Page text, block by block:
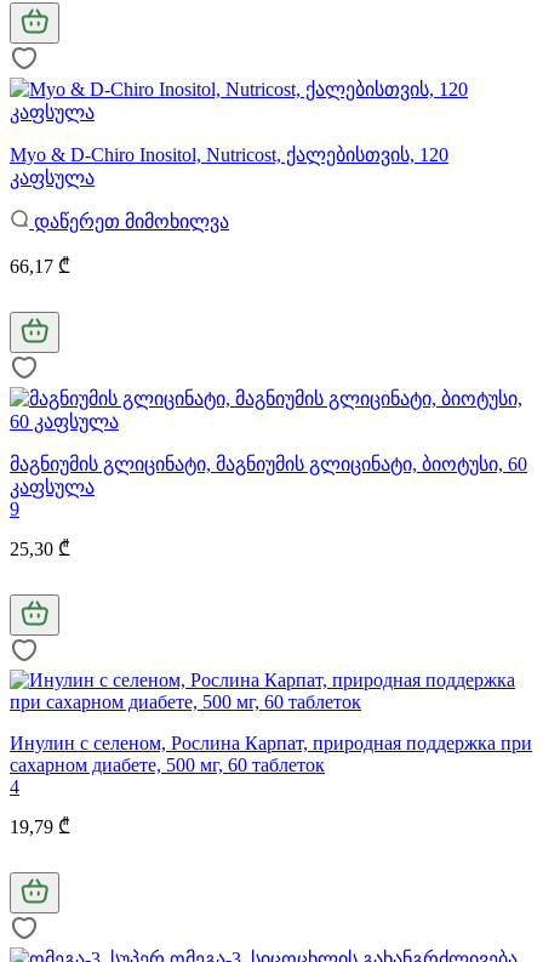
Myo & D-Chiro Inositol, Nutricost, ქალებისთვის, 120
კაფსულა
დაწერეთ მიმოხილვა
66,17 ₾
მაგნიუმის გლიცინატი, მაგნიუმის გლიცინატი, ბიოტუსი, 60
კაფსულა
9
25,30 ₾
Инулин с селеном, Рослина Карпат, природная поддержка при
сахарном диабете, 500 мг, 60 таблеток
4
19,79 ₾